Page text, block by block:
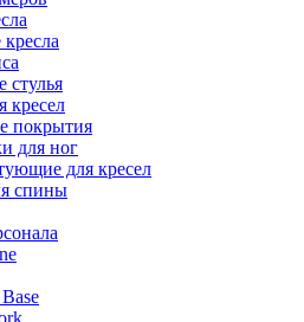
стулья
кресел
покрытия
для ног
для кресел
спины